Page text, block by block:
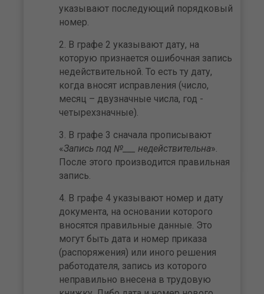
указывают последующий порядковый
номер.
В графе 2 указывают дату, на
которую признается ошибочная запись
недействительной. То есть ту дату,
когда вносят исправления (число,
месяц – двузначные числа, год -
четырехзначные).
В графе 3 сначала прописывают
«Запись под №___ недействительна».
После этого производится правильная
запись.
В графе 4 указывают номер и дату
документа, на основании которого
вносятся правильные данные. Это
могут быть дата и номер приказа
(распоряжения) или иного решения
работодателя, запись из которого
неправильно внесена в трудовую